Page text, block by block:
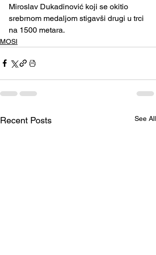
Miroslav Dukadinović koji se okitio
srebrnom medaljom stigavši drugi u trci
na 1500 metara.
MOSI
Recent Posts See All